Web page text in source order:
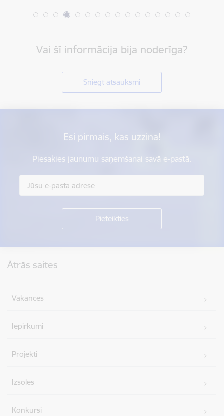
Vai šī informācija bija noderīga?
Sniegt atsauksmi
Esi pirmais, kas uzzina!
Piesakies jaunumu saņemšanai savā e-pastā.
Ātrās saites
Vakances
Iepirkumi
Projekti
Izsoles
Konkursi